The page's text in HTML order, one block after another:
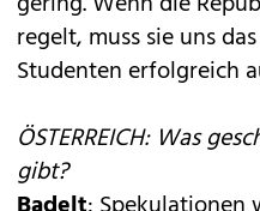
regelt, muss sie uns
Studenten erfolgreich
ÖSTERREICH: Was
gibt?